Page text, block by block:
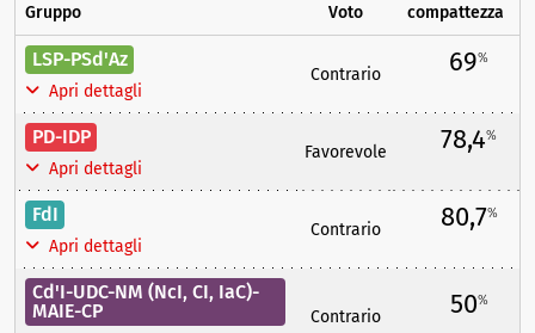
Gruppo Voto compattezza
LSP-PSd'Az
Apri dettagli
Contrario 69%
PD-IDP
Apri dettagli
Favorevole 78,4%
FdI
Apri dettagli
Contrario 80,7%
Cd'I-UDC-NM (NcI, CI, IaC)-
MAIE-CP
Contrario 50%